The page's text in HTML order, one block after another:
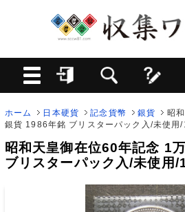
ホーム 日本硬貨 記念貨幣 銀貨
昭
銀貨 1986年銘 ブリスターパック入/未使用
昭和天皇御在位60年記念 1
ブリスターパック入/未使用/